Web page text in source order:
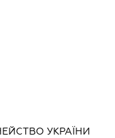
УКРАЇНИ